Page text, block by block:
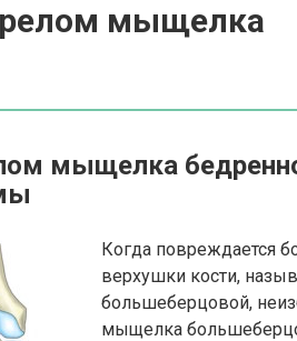
мыщелка
мыщелка
Когда повреждается
верхушки кости,
большеберцовой,
мыщелка